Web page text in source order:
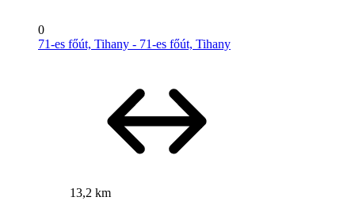
0
71-es főút, Tihany - 71-es főút, Tihany
13,2 km